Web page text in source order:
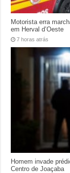
Motorista erra
em Herval d’Oeste
7 horas atrás
Homem invade
Centro de Joaçaba